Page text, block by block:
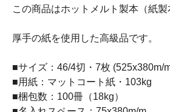
この商品はホットメルト製本（紙製
厚手の紙を使用した高級品です。
■サイズ：46/4切・7枚 (525x380m/
■用紙：マットコート紙・103kg
■梱包数：100冊（18kg）